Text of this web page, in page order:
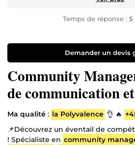
Temps de réponse : 5
Demander un devis
Community
de communication
contenu digital |
académique
Ma qualité : la Polyvalence 👌 🔥
📌Découvrez un éventail de
! Spécialiste en community